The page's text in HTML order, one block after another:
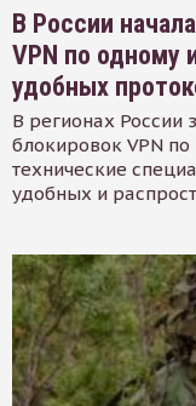
В России
VPN по одному
удобных
В регионах России
блокировок VPN
технические
удобных и